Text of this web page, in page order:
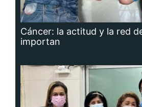
Cáncer: la actitud y la red
importan